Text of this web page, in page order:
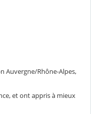
Auvergne/Rhône-Alpes,
et ont appris à mieux